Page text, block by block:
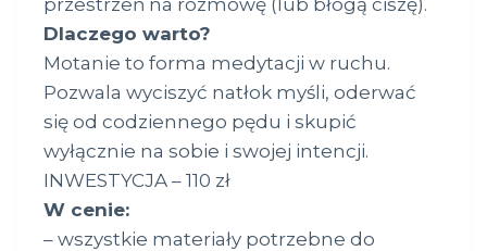
przestrzeń na rozmowę (lub błogą ciszę).
Dlaczego warto?
Motanie to forma medytacji w ruchu.
Pozwala wyciszyć natłok myśli, oderwać
się od codziennego pędu i skupić
wyłącznie na sobie i swojej intencji.
INWESTYCJA – 110 zł
W cenie:
– wszystkie materiały potrzebne do